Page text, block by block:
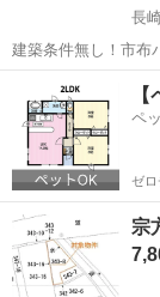
長
建築条件無し！市布
す。お好きな建設会
ペ
ゼロ
宗